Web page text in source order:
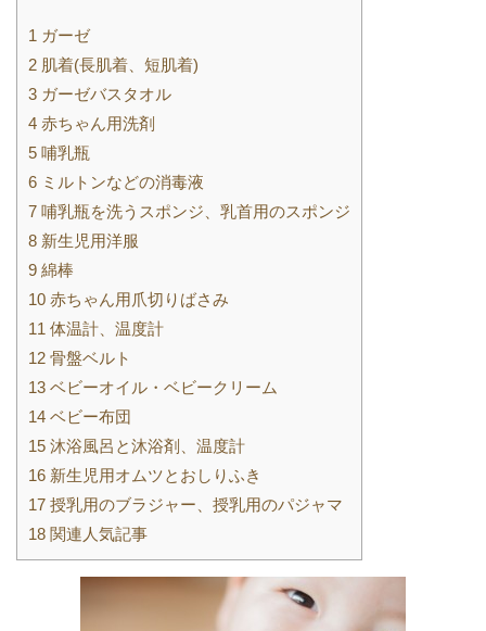
1 ガーゼ
2 肌着(長肌着、短肌着)
3 ガーゼバスタオル
4 赤ちゃん用洗剤
5 哺乳瓶
6 ミルトンなどの消毒液
7 哺乳瓶を洗うスポンジ、乳首用のスポンジ
8 新生児用洋服
9 綿棒
10 赤ちゃん用爪切りばさみ
11 体温計、温度計
12 骨盤ベルト
13 ベビーオイル・ベビークリーム
14 ベビー布団
15 沐浴風呂と沐浴剤、温度計
16 新生児用オムツとおしりふき
17 授乳用のブラジャー、授乳用のパジャマ
18 関連人気記事